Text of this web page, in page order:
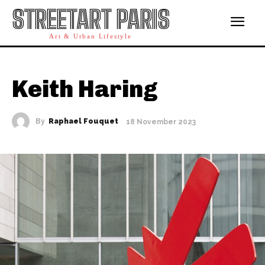
STREETART PARIS
Art & Urban Lifestyle
Keith Haring
By Raphael Fouquet 18 November 2023